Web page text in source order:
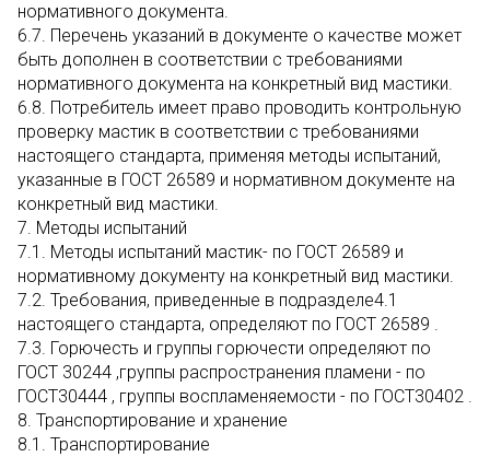
нормативного документа.
6.7. Перечень указаний в документе о качестве может
быть дополнен в соответствии с требованиями
нормативного документа на конкретный вид мастики.
6.8. Потребитель имеет право проводить контрольную
проверку мастик в соответствии с требованиями
настоящего стандарта, применяя методы испытаний,
указанные в ГОСТ 26589 и нормативном документе на
конкретный вид мастики.
7. Методы испытаний
7.1. Методы испытаний мастик- по ГОСТ 26589 и
нормативному документу на конкретный вид мастики.
7.2. Требования, приведенные в подразделе4.1
настоящего стандарта, определяют по ГОСТ 26589 .
7.3. Горючесть и группы горючести определяют по
ГОСТ 30244 ,группы распространения пламени - по
ГОСТ30444 , группы воспламеняемости - по ГОСТ30402 .
8. Транспортирование и хранение
8.1. Транспортирование